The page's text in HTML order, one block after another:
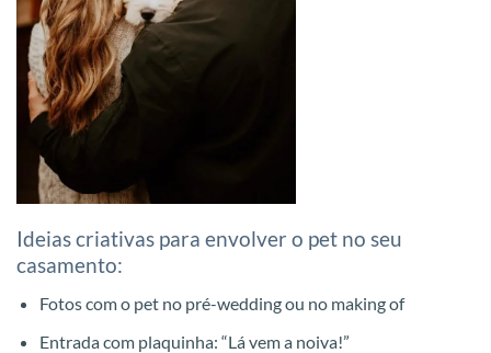
Ideias criativas para envolver o pet no seu
casamento:
Fotos com o pet no pré-wedding ou no making of
Entrada com plaquinha: “Lá vem a noiva!”